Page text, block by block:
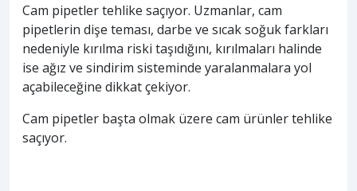
Cam pipetler tehlike saçıyor. Uzmanlar, cam
pipetlerin dişe teması, darbe ve sıcak soğuk farkları
nedeniyle kırılma riski taşıdığını, kırılmaları halinde
ise ağız ve sindirim sisteminde yaralanmalara yol
açabileceğine dikkat çekiyor.
Cam pipetler başta olmak üzere cam ürünler tehlike
saçıyor.